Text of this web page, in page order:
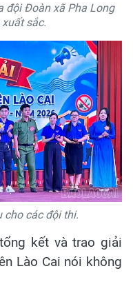
đội Đoàn xã Pha Long
sắc.
cho các đội thi.
kết và trao giải
Lào Cai nói không